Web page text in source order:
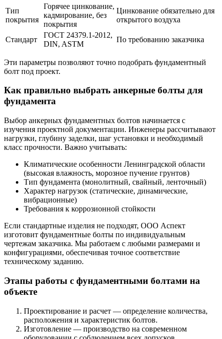
Тип
покрытия
Горячее цинкование,
кадмирование, без
покрытия
Цинкование обязательно для
открытого воздуха
Стандарт
ГОСТ 24379.1-2012,
DIN, ASTM
По требованию заказчика
Эти параметры позволяют точно подобрать фундаментный
болт под проект.
Как правильно выбрать анкерные болты для
фундамента
Выбор анкерных фундаментных болтов начинается с
изучения проектной документации. Инженеры рассчитывают
нагрузки, глубину заделки, шаг установки и необходимый
класс прочности. Важно учитывать:
Климатические особенности Ленинградской области
(высокая влажность, морозное пучение грунтов)
Тип фундамента (монолитный, свайный, ленточный)
Характер нагрузок (статические, динамические,
вибрационные)
Требования к коррозионной стойкости
Если стандартные изделия не подходят, ООО Аспект
изготовит фундаментные болты по индивидуальным
чертежам заказчика. Мы работаем с любыми размерами и
конфигурациями, обеспечивая точное соответствие
техническому заданию.
Этапы работы с фундаментными болтами на
объекте
Проектирование и расчет — определение количества,
расположения и характеристик болтов.
Изготовление — производство на современном